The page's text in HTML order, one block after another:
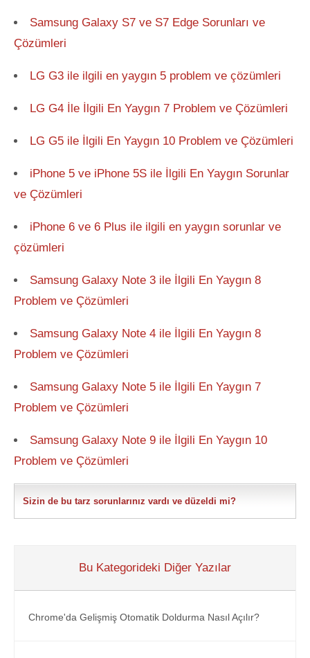
Samsung Galaxy S7 ve S7 Edge Sorunları ve
Çözümleri
LG G3 ile ilgili en yaygın 5 problem ve çözümleri
LG G4 İle İlgili En Yaygın 7 Problem ve Çözümleri
LG G5 ile İlgili En Yaygın 10 Problem ve Çözümleri
iPhone 5 ve iPhone 5S ile İlgili En Yaygın Sorunlar
ve Çözümleri
iPhone 6 ve 6 Plus ile ilgili en yaygın sorunlar ve
çözümleri
Samsung Galaxy Note 3 ile İlgili En Yaygın 8
Problem ve Çözümleri
Samsung Galaxy Note 4 ile İlgili En Yaygın 8
Problem ve Çözümleri
Samsung Galaxy Note 5 ile İlgili En Yaygın 7
Problem ve Çözümleri
Samsung Galaxy Note 9 ile İlgili En Yaygın 10
Problem ve Çözümleri
Sizin de bu tarz sorunlarınız vardı ve düzeldi mi?
Bu Kategorideki Diğer Yazılar
Chrome'da Gelişmiş Otomatik Doldurma Nasıl Açılır?